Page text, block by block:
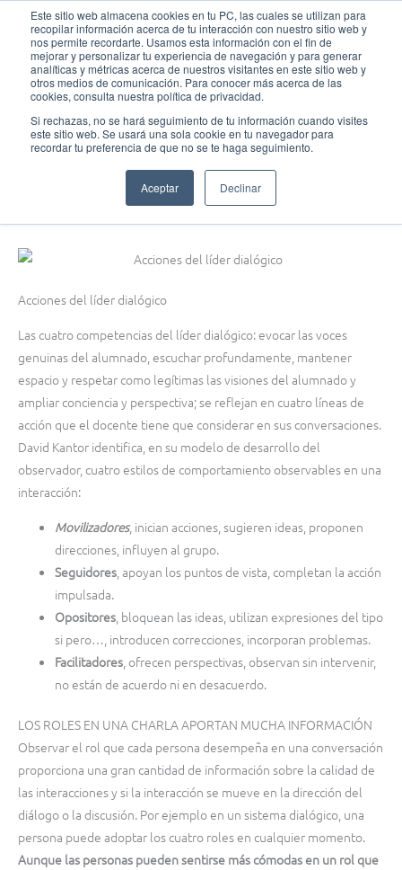
Este sitio web almacena cookies en tu PC, las cuales se utilizan para
recopilar información acerca de tu interacción con nuestro sitio web y
nos permite recordarte. Usamos esta información con el fin de
mejorar y personalizar tu experiencia de navegación y para generar
analíticas y métricas acerca de nuestros visitantes en este sitio web y
otros medios de comunicación. Para conocer más acerca de las
cookies, consulta nuestra política de privacidad.
Si rechazas, no se hará seguimiento de tu información cuando visites
este sitio web. Se usará una sola cookie en tu navegador para
recordar tu preferencia de que no se te haga seguimiento.
Aceptar Declinar
contenido
Fundación Actívate
¡Introduce el debate en el aula!
Acciones del líder dialógico
Las cuatro competencias del líder dialógico: evocar las voces
genuinas del alumnado, escuchar profundamente, mantener
espacio y respetar como legítimas las visiones del alumnado y
ampliar conciencia y perspectiva; se reflejan en cuatro líneas de
acción que el docente tiene que considerar en sus conversaciones.
David Kantor identifica, en su modelo de desarrollo del
observador, cuatro estilos de comportamiento observables en una
interacción:
Movilizadores, inician acciones, sugieren ideas, proponen
direcciones, influyen al grupo.
Seguidores , apoyan los puntos de vista, completan la acción
impulsada.
Opositores , bloquean las ideas, utilizan expresiones del tipo
si pero…, introducen correcciones, incorporan problemas.
Facilitadores , ofrecen perspectivas, observan sin intervenir,
no están de acuerdo ni en desacuerdo.
LOS ROLES EN UNA CHARLA APORTAN MUCHA INFORMACIÓN
Observar el rol que cada persona desempeña en una conversación
proporciona una gran cantidad de información sobre la calidad de
las interacciones y si la interacción se mueve en la dirección del
diálogo o la discusión. Por ejemplo en un sistema dialógico, una
persona puede adoptar los cuatro roles en cualquier momento.
Aunque las personas pueden sentirse más cómodas en un rol que